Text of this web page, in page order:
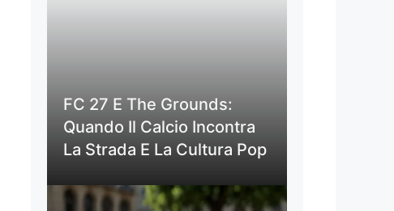
FC 27 E The Grounds:
Quando Il Calcio Incontra
La Strada E La Cultura Pop